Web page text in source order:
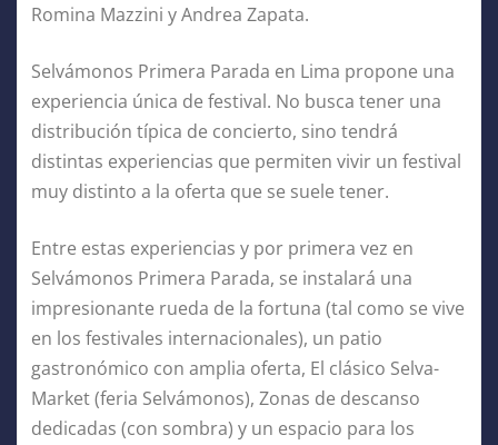
Romina Mazzini y Andrea Zapata.
Selvámonos Primera Parada en Lima propone una
experiencia única de festival. No busca tener una
distribución típica de concierto, sino tendrá
distintas experiencias que permiten vivir un festival
muy distinto a la oferta que se suele tener.
Entre estas experiencias y por primera vez en
Selvámonos Primera Parada, se instalará una
impresionante rueda de la fortuna (tal como se vive
en los festivales internacionales), un patio
gastronómico con amplia oferta, El clásico Selva-
Market (feria Selvámonos), Zonas de descanso
dedicadas (con sombra) y un espacio para los